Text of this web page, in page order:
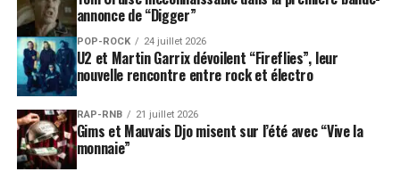
annonce de “Digger”
POP-ROCK 24 juillet 2026
U2 et Martin Garrix dévoilent “Fireflies”, leur
nouvelle rencontre entre rock et électro
RAP-RNB 21 juillet 2026
Gims et Mauvais Djo misent sur l’été avec “Vive la
monnaie”